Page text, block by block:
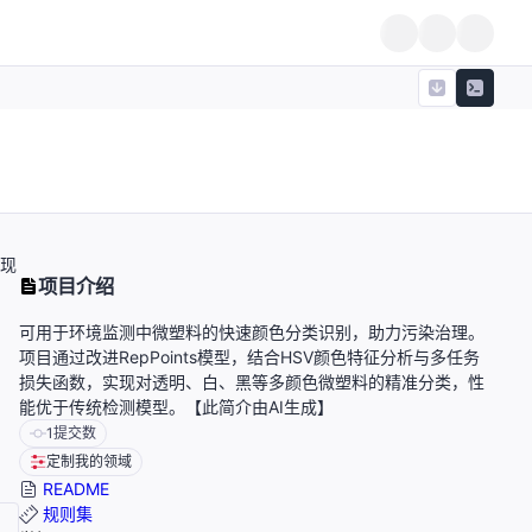
项目介绍
可用于环境监测中微塑料的快速颜色分类识别，助力污染治理。
项目通过改进RepPoints模型，结合HSV颜色特征分析与多任务
损失函数，实现对透明、白、黑等多颜色微塑料的精准分类，性
能优于传统检测模型。【此简介由AI生成】
1提交数
定制我的领域
README
规则集